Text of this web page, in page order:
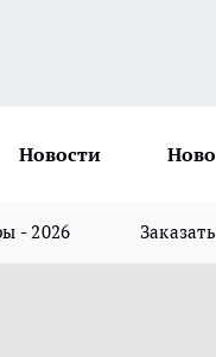
Новости
- 2026